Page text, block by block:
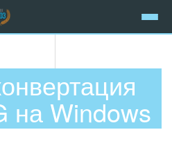
на Windows